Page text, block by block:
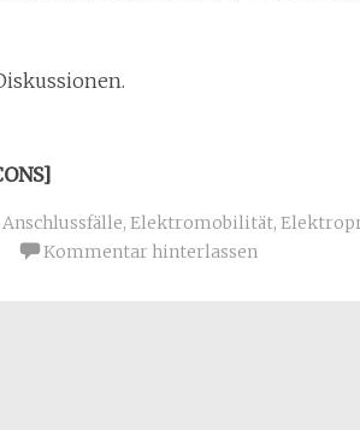
Anschlussfälle, Elektromobilität,
Kommentar hinterlassen